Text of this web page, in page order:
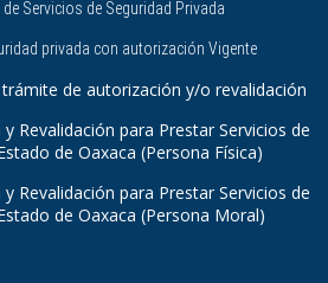
Servicios de Seguridad Privada
privada con autorización Vigente
de autorización y/o revalidación
Revalidación para Prestar Servicios de
de Oaxaca (Persona Física)
Revalidación para Prestar Servicios de
de Oaxaca (Persona Moral)